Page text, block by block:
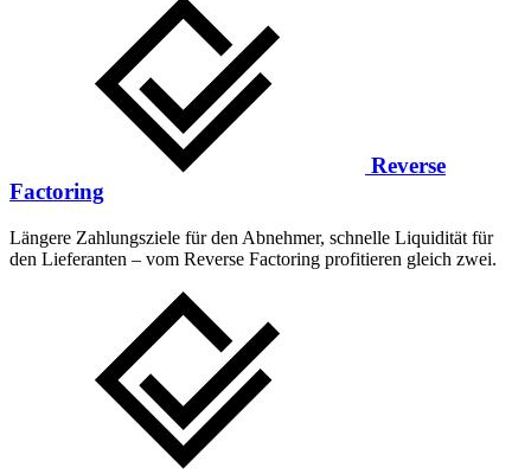
Reverse
Factoring
Längere Zahlungsziele für den Abnehmer, schnelle Liquidität für
den Lieferanten – vom Reverse Factoring profitieren gleich zwei.